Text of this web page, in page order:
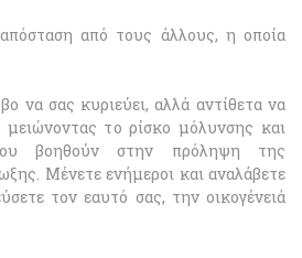
από τους άλλους, η οποία
να σας κυριεύει, αλλά αντίθετα να
μειώνοντας το ρίσκο μόλυνσης και
βοηθούν στην πρόληψη της
Μένετε ενήμεροι και αναλάβετε
τον εαυτό σας, την οικογένειά